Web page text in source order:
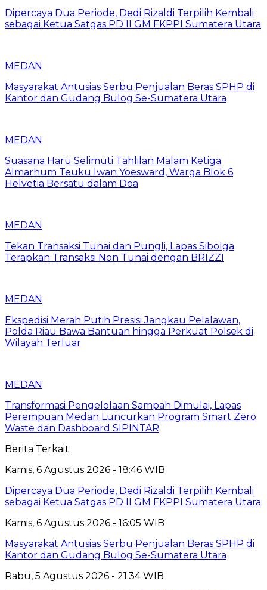
Dipercaya Dua Periode, Dedi Rizaldi Terpilih Kembali
sebagai Ketua Satgas PD II GM FKPPI Sumatera Utara
MEDAN
Masyarakat Antusias Serbu Penjualan Beras SPHP di
Kantor dan Gudang Bulog Se-Sumatera Utara
MEDAN
Suasana Haru Selimuti Tahlilan Malam Ketiga
Almarhum Teuku Iwan Yoesward, Warga Blok 6
Helvetia Bersatu dalam Doa
MEDAN
Tekan Transaksi Tunai dan Pungli, Lapas Sibolga
Terapkan Transaksi Non Tunai dengan BRIZZI
MEDAN
Ekspedisi Merah Putih Presisi Jangkau Pelalawan,
Polda Riau Bawa Bantuan hingga Perkuat Polsek di
Wilayah Terluar
MEDAN
Transformasi Pengelolaan Sampah Dimulai, Lapas
Perempuan Medan Luncurkan Program Smart Zero
Waste dan Dashboard SIPINTAR
Berita Terkait
Kamis, 6 Agustus 2026 - 18:46 WIB
Dipercaya Dua Periode, Dedi Rizaldi Terpilih Kembali
sebagai Ketua Satgas PD II GM FKPPI Sumatera Utara
Kamis, 6 Agustus 2026 - 16:05 WIB
Masyarakat Antusias Serbu Penjualan Beras SPHP di
Kantor dan Gudang Bulog Se-Sumatera Utara
Rabu, 5 Agustus 2026 - 21:34 WIB